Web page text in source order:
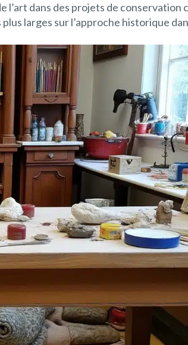
l’art dans des projets de conservation
larges sur l’approche historique